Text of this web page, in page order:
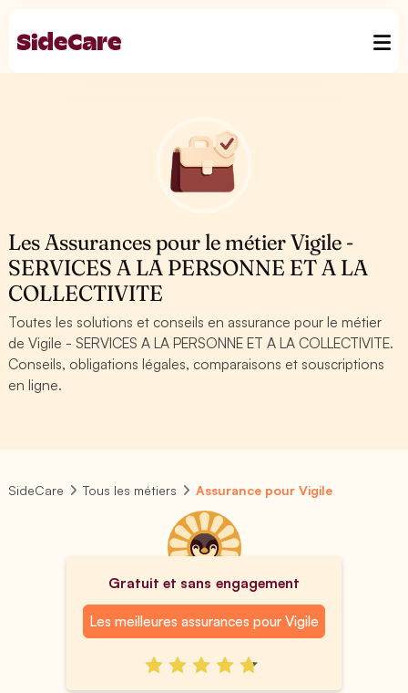
Les Assurances pour le métier Vigile -
SERVICES A LA PERSONNE ET A LA
COLLECTIVITE
Toutes les solutions et conseils en assurance pour le métier
de Vigile - SERVICES A LA PERSONNE ET A LA COLLECTIVITE.
Conseils, obligations légales, comparaisons et souscriptions
en ligne.
SideCare Tous les métiers Assurance pour Vigile
Gratuit et sans engagement
Les meilleures assurances pour Vigile